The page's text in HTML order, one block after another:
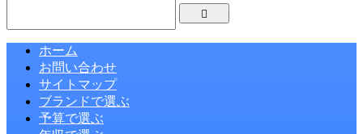
ホーム
お問い合わせ
サイトマップ
ブランドで選ぶ
予算で選ぶ